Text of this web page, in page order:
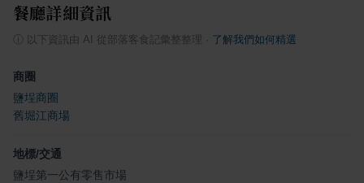
餐廳詳細資訊
以下資訊由 AI 從部落客食記彙整整理 了解我們如何精選
商圈
鹽埕商圈
舊堀江商場
地標/交通
鹽埕第一公有零售市場